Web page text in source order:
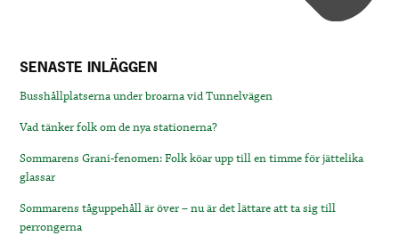
SENASTE INLÄGGEN
Busshållplatserna under broarna vid Tunnelvägen
Vad tänker folk om de nya stationerna?
Sommarens Grani-fenomen: Folk köar upp till en timme för jättelika
glassar
Sommarens tåguppehåll är över – nu är det lättare att ta sig till
perrongerna